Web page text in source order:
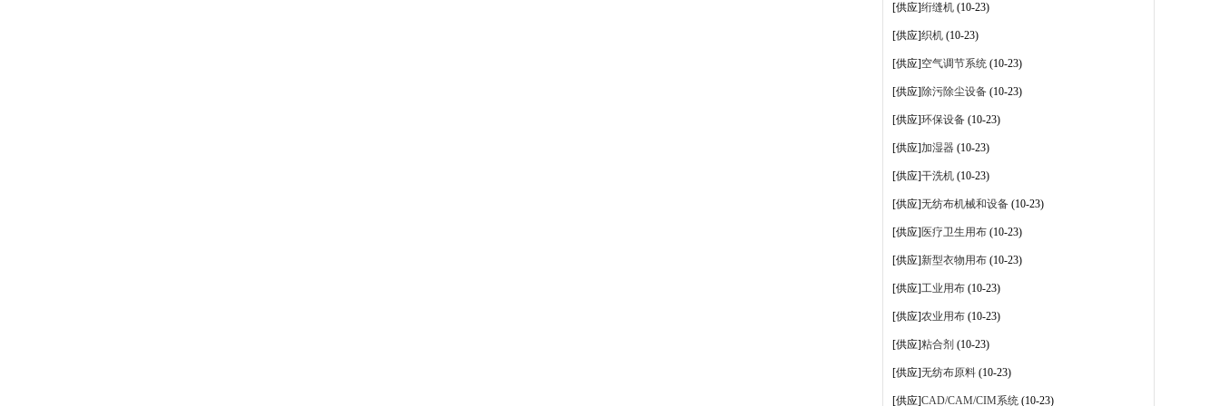
[供应]绗缝机 (10-23)
[供应]织机 (10-23)
[供应]空气调节系统 (10-23)
[供应]除污除尘设备 (10-23)
[供应]环保设备 (10-23)
[供应]加湿器 (10-23)
[供应]干洗机 (10-23)
[供应]无纺布机械和设备 (10-23)
[供应] 医疗卫生用布 (10-23)
[供应]新型衣物用布 (10-23)
[供应]工业用布 (10-23)
[供应]农业用布 (10-23)
[供应]粘合剂 (10-23)
[供应]无纺布原料 (10-23)
[供应]CAD/CAM/CIM系统 (10-23)